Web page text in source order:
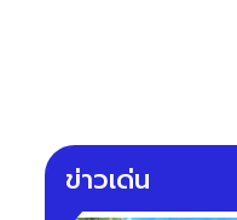
ข่าวเด่น